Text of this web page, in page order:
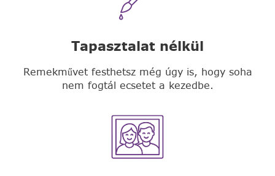
Tapasztalat nélkül
Remekművet festhetsz még úgy is, hogy soha
nem fogtál ecsetet a kezedbe.